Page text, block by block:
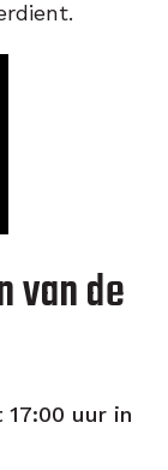
van de
uur in